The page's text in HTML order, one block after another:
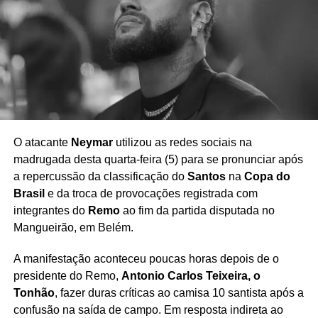
da Copa do Brasil
, enquanto o Remo encerra sua
participação na competição. A repercussão das
declarações mantém o tema da arbitragem em evidência
e reforça as discussões sobre possíveis aprimoramentos
no uso da tecnologia no futebol brasileiro.
Redação Saiba+
O atacante Neymarutilizou as redes sociais na
madrugada desta quarta-feira (5) para se pronunciar após
a repercussão da classificação do Santosna Copa do
Brasil e da troca de provocações registrada com
integrantes do Remoao fim da partida disputada no
Mangueirão, em Belém.
A manifestação aconteceu poucas horas depois de o
presidente do Remo, Antonio Carlos Teixeira, o
Tonhão, fazer duras críticas ao camisa 10 santista após a
confusão na saída de campo. Em resposta indireta ao